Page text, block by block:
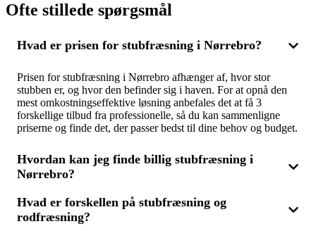
Ofte stillede spørgsmål
Hvad er prisen for stubfræsning i Nørrebro?
Prisen for stubfræsning i Nørrebro afhænger af, hvor stor
stubben er, og hvor den befinder sig i haven. For at opnå den
mest omkostningseffektive løsning anbefales det at få 3
forskellige tilbud fra professionelle, så du kan sammenligne
priserne og finde det, der passer bedst til dine behov og budget.
Hvordan kan jeg finde billig stubfræsning i
Nørrebro?
For at finde billig stubfræsning i Nørrebro skal du sammenligne
flere tilbud. Ved at indhente 3 tilbud fra fagfolk sikrer du, at du
Hvad er forskellen på stubfræsning og
rodfræsning?